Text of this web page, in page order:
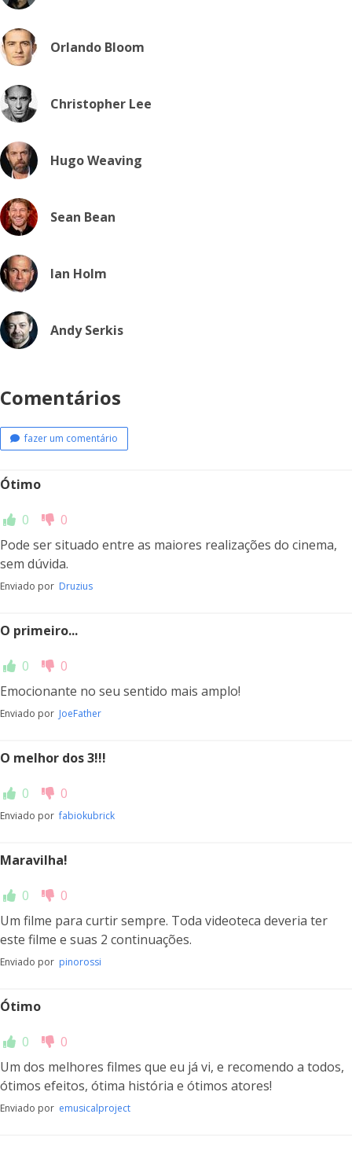
Orlando Bloom
Christopher Lee
Hugo Weaving
Sean Bean
Ian Holm
Andy Serkis
Comentários
fazer um comentário
Ótimo
0
0
Pode ser situado entre as maiores realizações do cinema,
sem dúvida.
Enviado por Druzius
O primeiro...
0
0
Emocionante no seu sentido mais amplo!
Enviado por JoeFather
O melhor dos 3!!!
0 0
Enviado porfabiokubrick
Maravilha!
0
0
Um filme para curtir sempre. Toda videoteca deveria ter
este filme e suas 2 continuações.
Enviado por pinorossi
Ótimo
0
0
Um dos melhores filmes que eu já vi, e recomendo a todos,
ótimos efeitos, ótima história e ótimos atores!
Enviado por emusicalproject